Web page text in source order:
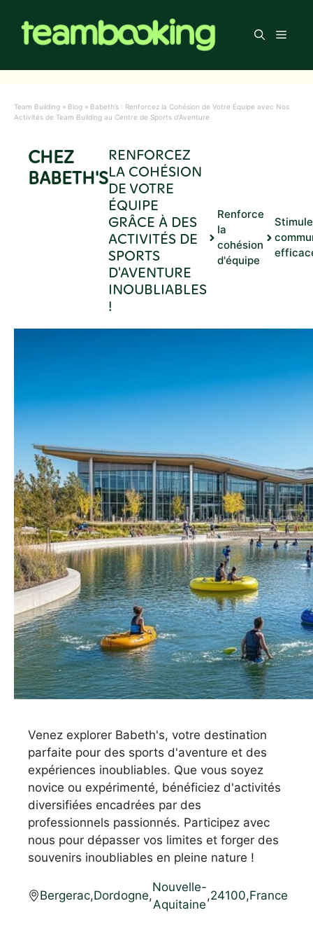
contenu
Menu
Team Building » Blog » Babeth’s : Renforcez la Cohésion de Votre Équipe avec Nos
Activités de Team Building au Centre de Sports d’Aventure
CHEZ
BABETH'S
RENFORCEZ
LA COHÉSION
DE VOTRE
ÉQUIPE
GRÂCE À DES
ACTIVITÉS DE
SPORTS
D'AVENTURE
INOUBLIABLES
!
Renforce
la
cohésion
d'équipe
Venez explorer Babeth's, votre destination
parfaite pour des sports d'aventure et des
expériences inoubliables. Que vous soyez
novice ou expérimenté, bénéficiez d'activités
diversifiées encadrées par des
professionnels passionnés. Participez avec
nous pour dépasser vos limites et forger des
souvenirs inoubliables en pleine nature !
Bergerac,Dordogne,
Nouvelle-
Aquitaine
,24100,France